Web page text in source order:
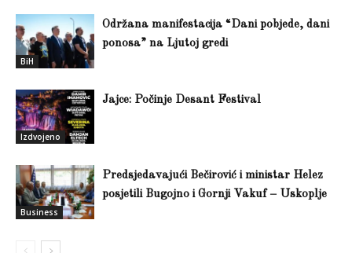
BiH
Održana manifestacija “Dani pobjede, dani
ponosa” na Ljutoj gredi
Izdvojeno
Jajce: Počinje Desant Festival
Business
Predsjedavajući Bečirović i ministar Helez
posjetili Bugojno i Gornji Vakuf – Uskoplje